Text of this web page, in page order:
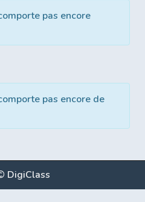
pas encore
pas encore de
DigiClass